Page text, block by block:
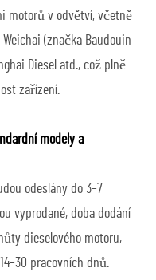
motorů v odvětví, včetně
Weichai (značka Baudouin
Diesel atd., což plně
zařízení.
modely a
odeslány do 3–7
vyprodané, doba dodání
dieselového motoru,
pracovních dnů.